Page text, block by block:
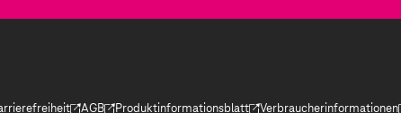
AGB Produktinformationsblatt Verbraucherinformationen